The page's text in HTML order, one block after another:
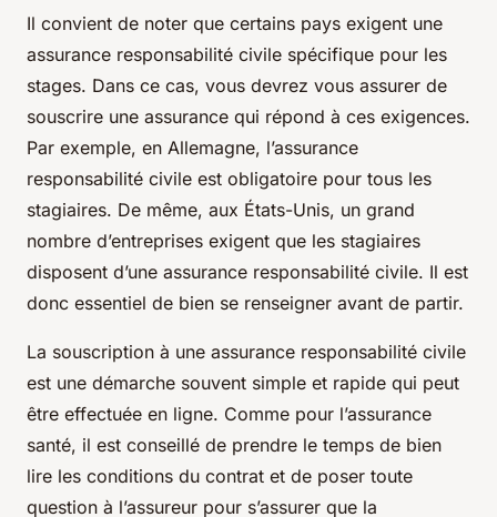
Il convient de noter que certains pays exigent une
assurance responsabilité civile spécifique pour les
stages. Dans ce cas, vous devrez vous assurer de
souscrire une assurance qui répond à ces exigences.
Par exemple, en Allemagne, l’assurance
responsabilité civile est obligatoire pour tous les
stagiaires. De même, aux États-Unis, un grand
nombre d’entreprises exigent que les stagiaires
disposent d’une assurance responsabilité civile. Il est
donc essentiel de bien se renseigner avant de partir.
La souscription à une assurance responsabilité civile
est une démarche souvent simple et rapide qui peut
être effectuée en ligne. Comme pour l’assurance
santé, il est conseillé de prendre le temps de bien
lire les conditions du contrat et de poser toute
question à l’assureur pour s’assurer que la